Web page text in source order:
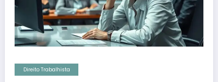
Direito Trabalhista